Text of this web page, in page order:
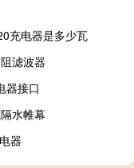
充电器是多少瓦
滤波器
器接口
水帷幕
器